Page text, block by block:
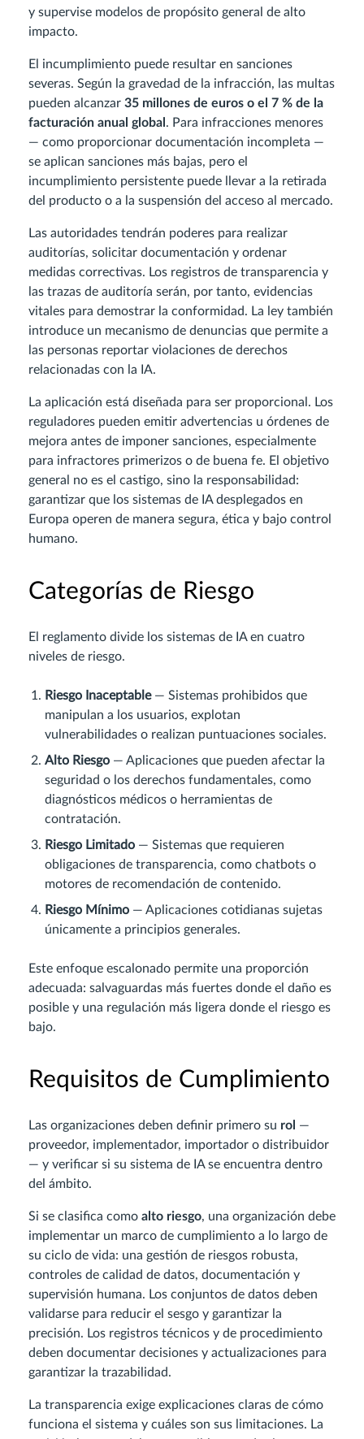
y supervise modelos de propósito general de alto
impacto.
El incumplimiento puede resultar en sanciones
severas. Según la gravedad de la infracción, las multas
pueden alcanzar 35 millones de euros o el 7 % de la
facturación anual global . Para infracciones menores
— como proporcionar documentación incompleta —
se aplican sanciones más bajas, pero el
incumplimiento persistente puede llevar a la retirada
del producto o a la suspensión del acceso al mercado.
Las autoridades tendrán poderes para realizar
auditorías, solicitar documentación y ordenar
medidas correctivas. Los registros de transparencia y
las trazas de auditoría serán, por tanto, evidencias
vitales para demostrar la conformidad. La ley también
introduce un mecanismo de denuncias que permite a
las personas reportar violaciones de derechos
relacionadas con la IA.
La aplicación está diseñada para ser proporcional. Los
reguladores pueden emitir advertencias u órdenes de
mejora antes de imponer sanciones, especialmente
para infractores primerizos o de buena fe. El objetivo
general no es el castigo, sino la responsabilidad:
garantizar que los sistemas de IA desplegados en
Europa operen de manera segura, ética y bajo control
humano.
Categorías de Riesgo
El reglamento divide los sistemas de IA en cuatro
niveles de riesgo.
Riesgo Inaceptable— Sistemas prohibidos que
manipulan a los usuarios, explotan
vulnerabilidades o realizan puntuaciones sociales.
Alto Riesgo — Aplicaciones que pueden afectar la
seguridad o los derechos fundamentales, como
diagnósticos médicos o herramientas de
contratación.
Riesgo Limitado — Sistemas que requieren
obligaciones de transparencia, como chatbots o
motores de recomendación de contenido.
Riesgo Mínimo — Aplicaciones cotidianas sujetas
únicamente a principios generales.
Este enfoque escalonado permite una proporción
adecuada: salvaguardas más fuertes donde el daño es
posible y una regulación más ligera donde el riesgo es
bajo.
Requisitos de Cumplimiento
Las organizaciones deben definir primero su rol —
proveedor, implementador, importador o distribuidor
— y verificar si su sistema de IA se encuentra dentro
del ámbito.
Si se clasifica como alto riesgo, una organización debe
implementar un marco de cumplimiento a lo largo de
su ciclo de vida: una gestión de riesgos robusta,
controles de calidad de datos, documentación y
supervisión humana. Los conjuntos de datos deben
validarse para reducir el sesgo y garantizar la
precisión. Los registros técnicos y de procedimiento
deben documentar decisiones y actualizaciones para
garantizar la trazabilidad.
La transparencia exige explicaciones claras de cómo
funciona el sistema y cuáles son sus limitaciones. La